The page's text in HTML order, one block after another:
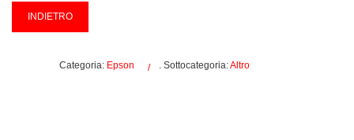
Categoria: Epson . Sottocategoria:Altro